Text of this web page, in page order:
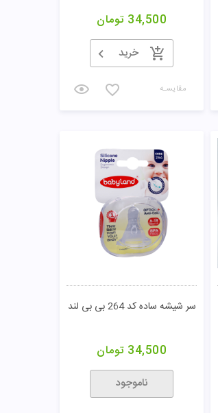
34,500 تومان
خرید
مقایسـه
سر شیشه ساده کد 264 بی بی لند
34,500 تومان
ناموجود